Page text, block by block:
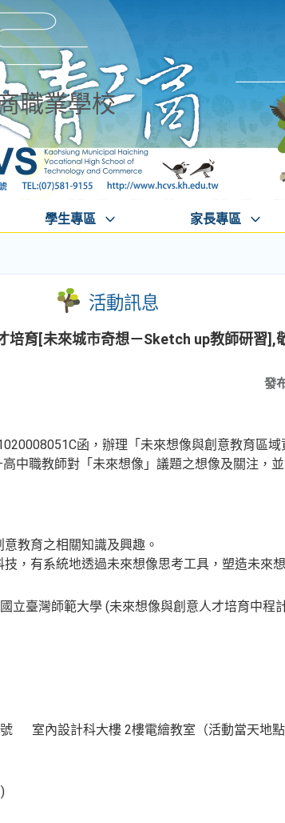
職業學校
學生專區 家長專區
活動訊息
培育[未來城市奇想－Sketch up教師研習],
發
函，辦理「未來想像與創意教育區
中職教師對「未來想像」議題之想像及關注，
教育之相關知識及興趣。
，有系統地透過未來想像思考工具，塑造未來
臺灣師範大學 (未來想像與創意人才培育中程
室內設計科大樓 2樓電繪教室（活動當天地點